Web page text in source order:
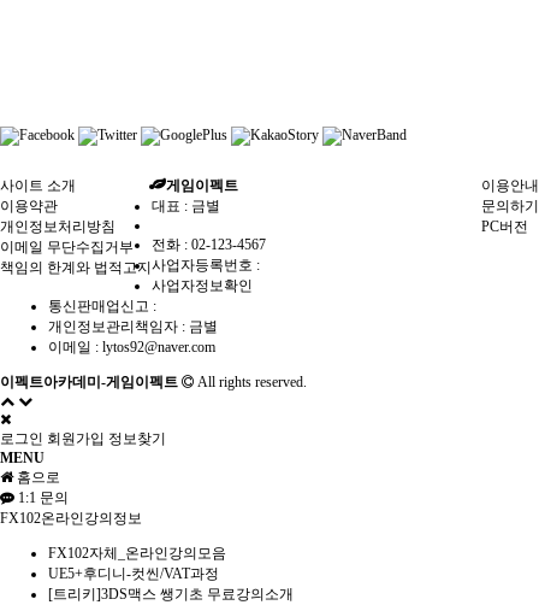
사이트 소개
이용약관
개인정보처리방침
이메일 무단수집거부
책임의 한계와 법적고지
이용안내
문의하기
PC버전
게임이펙트
대표 : 금별
전화 : 02-123-4567
사업자등록번호 :
사업자정보확인
통신판매업신고 :
개인정보관리책임자 : 금별
이메일 : lytos92@naver.com
이펙트아카데미-게임이펙트 All rights reserved.
로그인 회원가입 정보찾기
MENU
홈으로
1:1 문의
FX102온라인강의정보
FX102자체_온라인강의모음
UE5+후디니-컷씬/VAT과정
[트리키]3DS맥스 쌩기초 무료강의소개